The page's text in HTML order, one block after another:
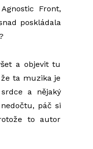
Front,
poskládala
a objevit tu
ta muzika je
a nějaký
páč si
to autor